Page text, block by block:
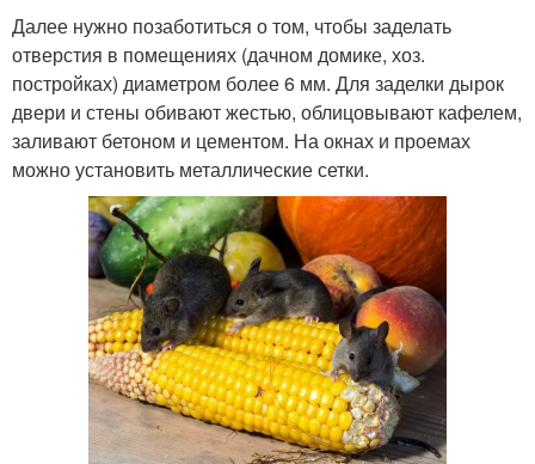
Далее нужно позаботиться о том, чтобы заделать
отверстия в помещениях (дачном домике, хоз.
постройках) диаметром более 6 мм. Для заделки дырок
двери и стены обивают жестью, облицовывают кафелем,
заливают бетоном и цементом. На окнах и проемах
можно установить металлические сетки.